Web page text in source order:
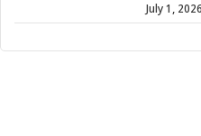
July 1, 2026